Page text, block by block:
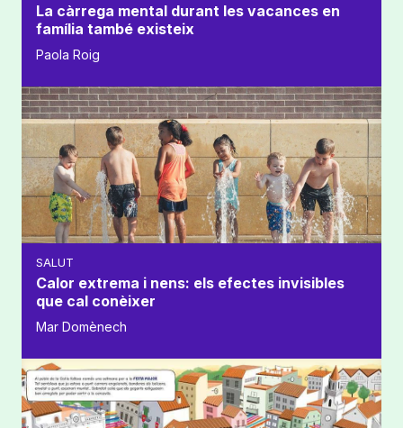
La càrrega mental durant les vacances en
família també existeix
Paola Roig
SALUT
Calor extrema i nens: els efectes invisibles
que cal conèixer
Mar Domènech